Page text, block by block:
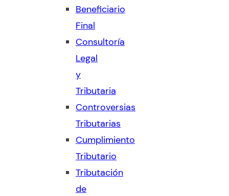
Beneficiario
Final
Consultoría
Legal
y
Tributaria
Controversias
Tributarias
Cumplimiento
Tributario
Tributación
de